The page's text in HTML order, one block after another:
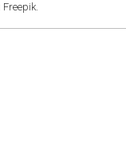
Freepik.